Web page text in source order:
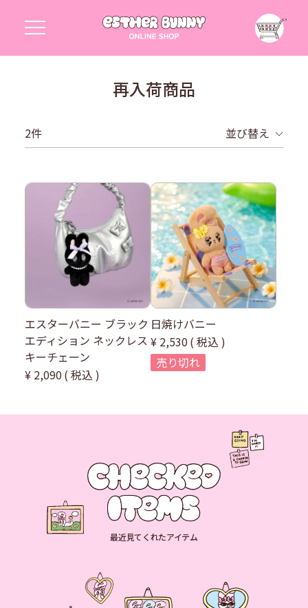
再入荷商品
並び替え
2
エスターバニー ブラック
エディション ネックレス
キーチェーン
¥ 2,090 税込
日焼けバニー
¥ 2,530 税込
売り切れ
最近見てくれたアイテム